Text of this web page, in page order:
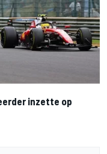
inzette op